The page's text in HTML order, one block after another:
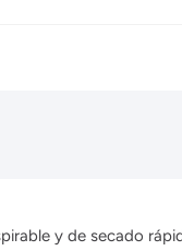
y de secado